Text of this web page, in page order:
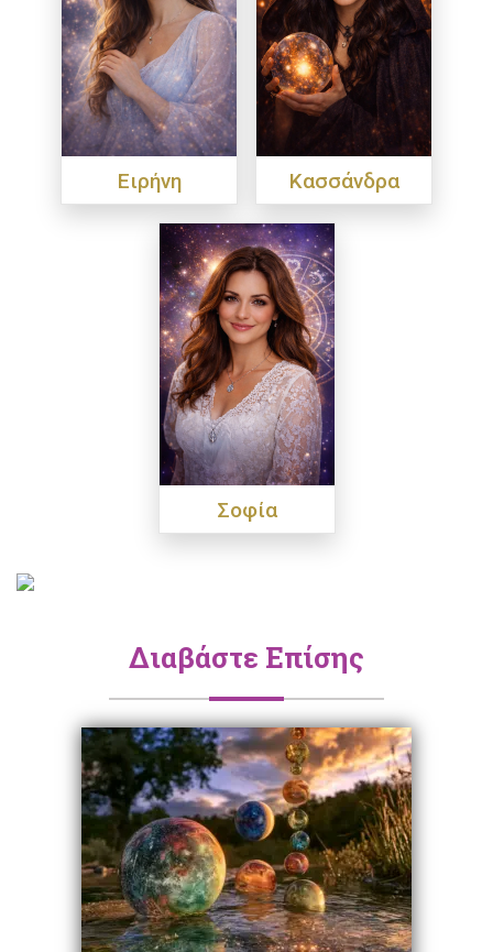
Ειρήνη Κασσάνδρα
Σοφία
Διαβάστε Επίσης